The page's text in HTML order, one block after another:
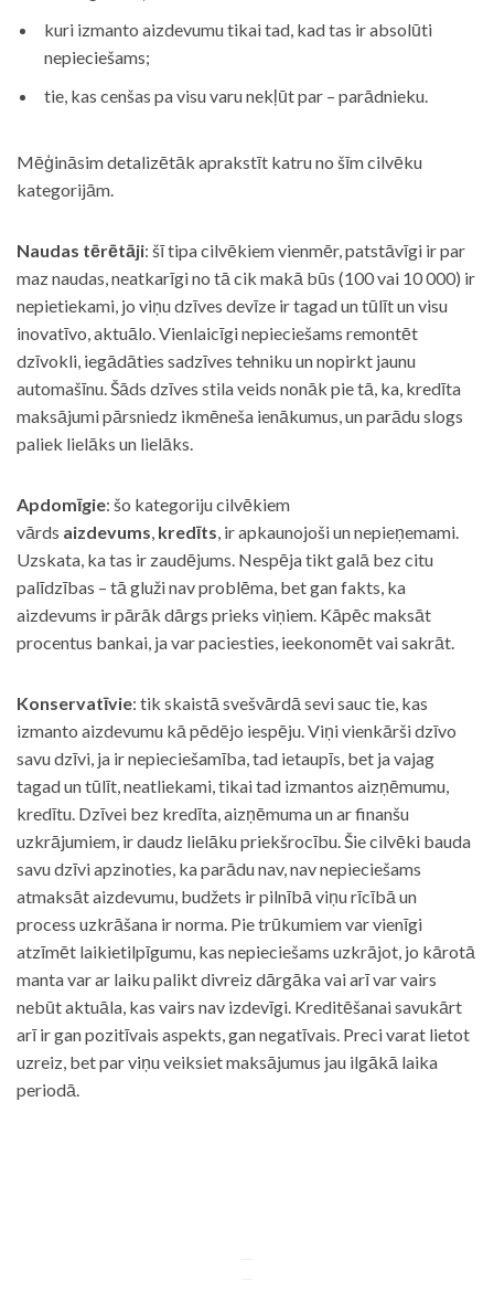
kuri izmanto aizdevumu tikai tad, kad tas ir absolūti
nepieciešams;
tie, kas cenšas pa visu varu nekļūt par – parādnieku.
Mēģināsim detalizētāk aprakstīt katru no šīm cilvēku
kategorijām.
Naudas tērētāji: šī tipa cilvēkiem vienmēr, patstāvīgi ir par
maz naudas, neatkarīgi no tā cik makā būs (100 vai 10 000) ir
nepietiekami, jo viņu dzīves devīze ir tagad un tūlīt un visu
inovatīvo, aktuālo. Vienlaicīgi nepieciešams remontēt
dzīvokli, iegādāties sadzīves tehniku un nopirkt jaunu
automašīnu. Šāds dzīves stila veids nonāk pie tā, ka, kredīta
maksājumi pārsniedz ikmēneša ienākumus, un parādu slogs
paliek lielāks un lielāks.
Apdomīgie: šo kategoriju cilvēkiem
vārds aizdevums, kredīts, ir apkaunojoši un nepieņemami.
Uzskata, ka tas ir zaudējums. Nespēja tikt galā bez citu
palīdzības – tā gluži nav problēma, bet gan fakts, ka
aizdevums ir pārāk dārgs prieks viņiem. Kāpēc maksāt
procentus bankai, ja var paciesties, ieekonomēt vai sakrāt.
Konservatīvie: tik skaistā svešvārdā sevi sauc tie, kas
izmanto aizdevumu kā pēdējo iespēju. Viņi vienkārši dzīvo
savu dzīvi, ja ir nepieciešamība, tad ietaupīs, bet ja vajag
tagad un tūlīt, neatliekami, tikai tad izmantos aizņēmumu,
kredītu. Dzīvei bez kredīta, aizņēmuma un ar finanšu
uzkrājumiem, ir daudz lielāku priekšrocību. Šie cilvēki bauda
savu dzīvi apzinoties, ka parādu nav, nav nepieciešams
atmaksāt aizdevumu, budžets ir pilnībā viņu rīcībā un
process uzkrāšana ir norma. Pie trūkumiem var vienīgi
atzīmēt laikietilpīgumu, kas nepieciešams uzkrājot, jo kārotā
manta var ar laiku palikt divreiz dārgāka vai arī var vairs
nebūt aktuāla, kas vairs nav izdevīgi. Kreditēšanai savukārt
arī ir gan pozitīvais aspekts, gan negatīvais. Preci varat lietot
uzreiz, bet par viņu veiksiet maksājumus jau ilgākā laika
periodā.